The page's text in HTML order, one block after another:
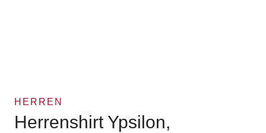
HERREN
Herrenshirt Ypsilon,